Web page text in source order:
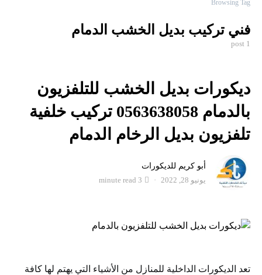
Browsing Tag
فني تركيب بديل الخشب الدمام
1 post
ديكورات بديل الخشب للتلفزيون
بالدمام 0563638058 تركيب خلفية
تلفزيون بديل الرخام الدمام
أبو كريم للديكورات
يونيو 28, 2022
3 minute read
تعد الديكورات الداخلية للمنازل من الأشياء التي يهتم لها كافة